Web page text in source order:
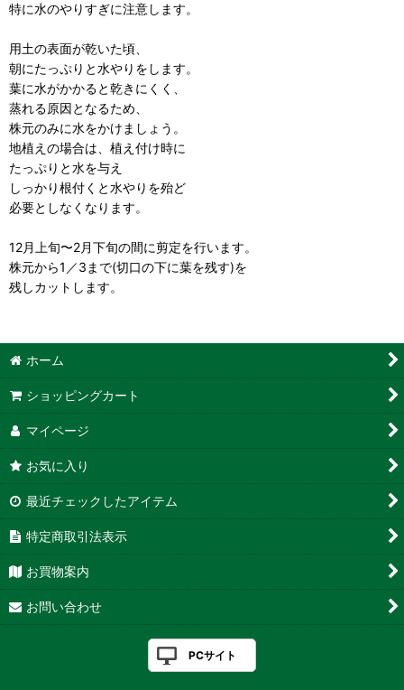
特に水のやりすぎに注意します。
用土の表面が乾いた頃、
朝にたっぷりと水やりをします。
葉に水がかかると乾きにくく、
蒸れる原因となるため、
株元のみに水をかけましょう。
地植えの場合は、植え付け時に
たっぷりと水を与え
しっかり根付くと水やりを殆ど
必要としなくなります。
12月上旬〜2月下旬の間に剪定を行います。
株元から1／3まで(切口の下に葉を残す)を
残しカットします。
ホーム
ショッピングカート
マイページ
お気に入り
最近チェックしたアイテム
特定商取引法表示
お買物案内
お問い合わせ
PCサイト